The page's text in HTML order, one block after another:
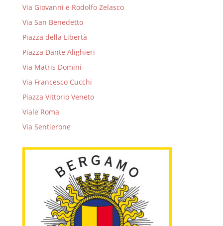
Via Giovanni e Rodolfo Zelasco
Via San Benedetto
Piazza della Libertà
Piazza Dante Alighieri
Via Matris Domini
Via Francesco Cucchi
Piazza Vittorio Veneto
Viale Roma
Via Sentierone